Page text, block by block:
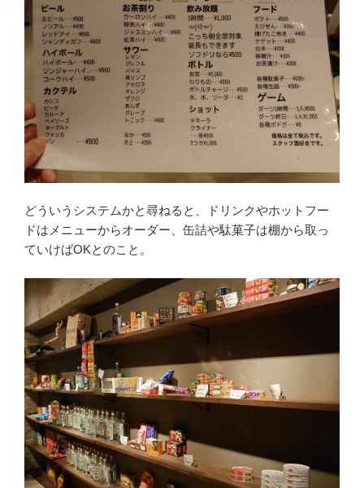
どういうシステムかと尋ねると、ドリンクやホットフー
ドはメニューからオーダー、缶詰や駄菓子は棚から取っ
ていけばOKとのこと。